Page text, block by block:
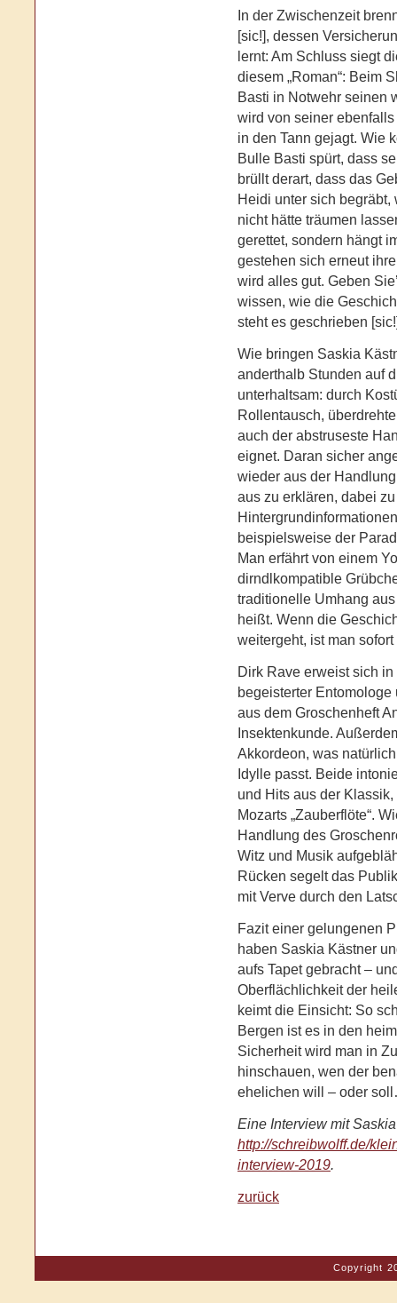
In der Zwischenzeit
[sic!], dessen
lernt: Am Schluss siegt
diesem „Roman“: Beim
Basti in Notwehr seinen
wird von seiner
in den Tann gejagt. Wie
Bulle Basti spürt, dass
brüllt derart, dass das
Heidi unter sich
nicht hätte träumen
gerettet, sondern hängt
gestehen sich erneut
wird alles gut. Geben
wissen, wie die
steht es geschrieben
Wie bringen Saskia
anderthalb Stunden auf
unterhaltsam: durch
Rollentausch,
auch der abstruseste
eignet. Daran sicher
wieder aus der
aus zu erklären, dabei
beispielsweise der
Man erfährt von einem
dirndlkompatible
traditionelle Umhang
heißt. Wenn die
weitergeht, ist man
Dirk Rave erweist sich
begeisterter
aus dem Groschenheft
Insektenkunde.
Akkordeon, was
Idylle passt. Beide
und Hits aus der Klassik,
Mozarts „Zauberflöte“.
Handlung des
Witz und Musik
Rücken segelt das
mit Verve durch den
Fazit einer gelungenen
haben Saskia Kästner
aufs Tapet gebracht –
Oberflächlichkeit der
keimt die Einsicht: So
Bergen ist es in den
Sicherheit wird man in
hinschauen, wen der
ehelichen will – oder
Eine Interview mit
http://schreibwolff.de/
interview-2019.
zurück
Copyright